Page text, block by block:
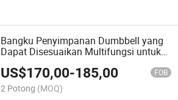
Bangku Penyimpanan Dumbbell yang
Dapat Disesuaikan Multifungsi untuk
US$170,00-185,00 FOB
2 Potong (MOQ)